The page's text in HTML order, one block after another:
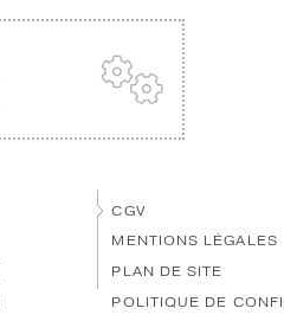
CGV
MENTIONS LÉGALES
PLAN DE SITE
POLITIQUE DE